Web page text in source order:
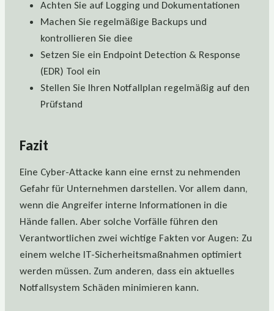
Achten Sie auf Logging und Dokumentationen
Machen Sie regelmäßige Backups und
kontrollieren Sie diee
Setzen Sie ein Endpoint Detection & Response
(EDR) Tool ein
Stellen Sie Ihren Notfallplan regelmäßig auf den
Prüfstand
Fazit
Eine Cyber-Attacke kann eine ernst zu nehmenden
Gefahr für Unternehmen darstellen. Vor allem dann,
wenn die Angreifer interne Informationen in die
Hände fallen. Aber solche Vorfälle führen den
Verantwortlichen zwei wichtige Fakten vor Augen: Zu
einem welche IT-Sicherheitsmaßnahmen optimiert
werden müssen. Zum anderen, dass ein aktuelles
Notfallsystem Schäden minimieren kann.